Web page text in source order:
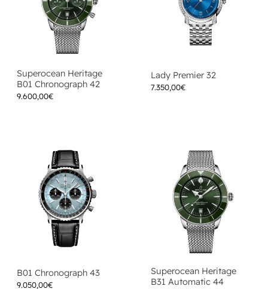
Superocean Heritage
B01 Chronograph 42
9.600,00€
Lady Premier 32
7.350,00€
B01 Chronograph 43
9.050,00€
Superocean Heritage
B31 Automatic 44